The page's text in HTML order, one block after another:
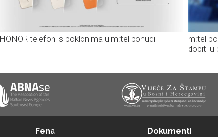
HONOR telefoni s poklonima u m:tel ponudi
m:tel
dobiti u
Fena Dokumenti